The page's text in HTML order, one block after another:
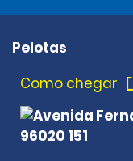
Pelotas
Como chegar